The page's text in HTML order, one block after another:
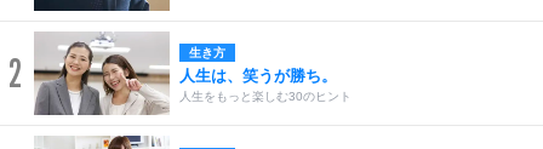
2 生き方
人生は、笑うが勝ち。
人生をもっと楽しむ30のヒント